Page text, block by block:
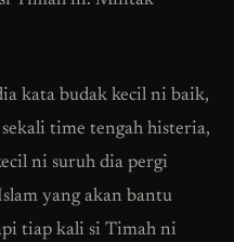
kata budak kecil ni baik,
time tengah histeria,
ni suruh dia pergi
yang akan bantu
tiap kali si Timah ni